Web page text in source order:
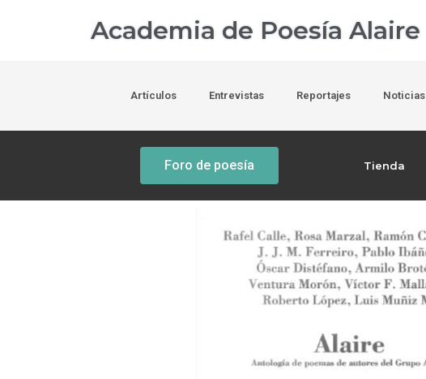
Academia de Poesía Alaire
Artículos Entrevistas Reportajes Noticias
Foro de poesía Tienda